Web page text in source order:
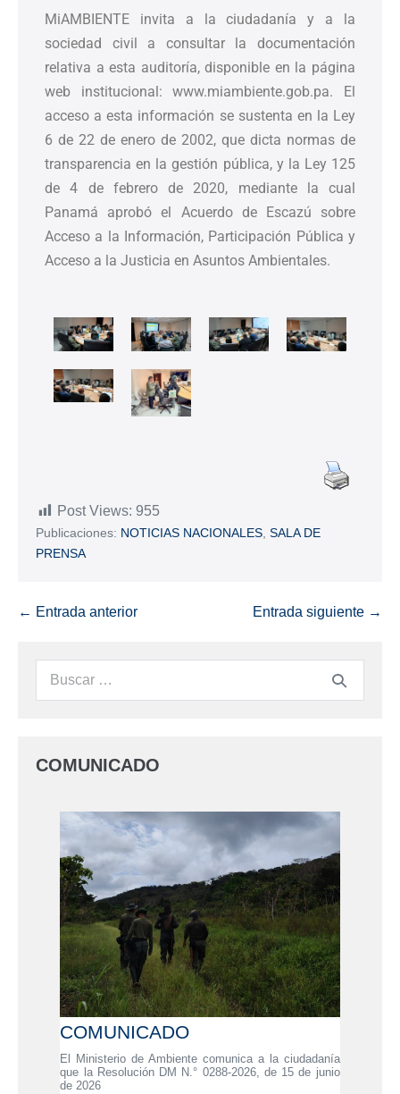
MiAMBIENTE invita a la ciudadanía y a la
sociedad civil a consultar la documentación
relativa a esta auditoría, disponible en la página
web institucional: www.miambiente.gob.pa. El
acceso a esta información se sustenta en la Ley
6 de 22 de enero de 2002, que dicta normas de
transparencia en la gestión pública, y la Ley 125
de 4 de febrero de 2020, mediante la cual
Panamá aprobó el Acuerdo de Escazú sobre
Acceso a la Información, Participación Pública y
Acceso a la Justicia en Asuntos Ambientales.
Post Views: 955
Publicaciones: NOTICIAS NACIONALES, SALA DE
PRENSA
← Entrada anterior Entrada siguiente →
COMUNICADO
COMUNICADO
El Ministerio de Ambiente comunica a la ciudadanía
que la Resolución DM N.° 0288-2026, de 15 de junio
de 2026